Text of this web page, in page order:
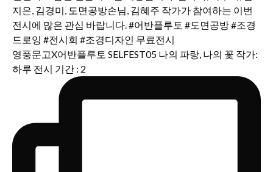
영풍문고X어반플루토 SELFEST05 나의 파랑, 나의 꽃 작가:
하루 전시 기간 : 2